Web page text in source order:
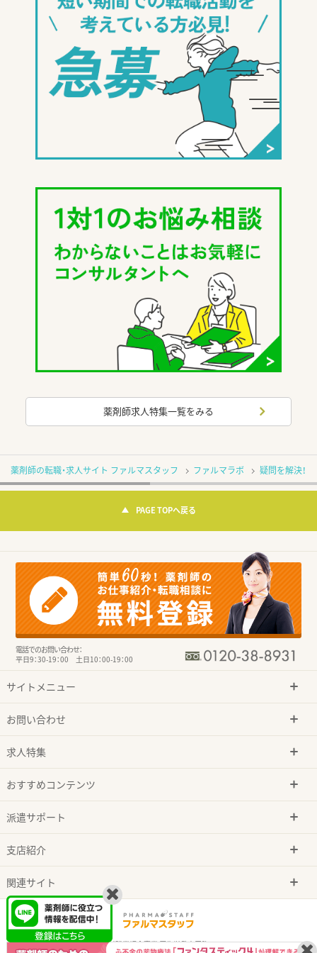
薬剤師求人特集一覧をみる
薬剤師の転職・求人サイト ファルマスタッフ ファルマラボ 疑問を解決！
PAGE TOPへ戻る
電話でのお問い合わせ：
平日9：30-19：00 土日10：00-19：00
サイトメニュー
お問い合わせ
求人特集
おすすめコンテンツ
派遣サポート
支店紹介
関連サイト
有料職業紹介事業 厚生労働大臣許可